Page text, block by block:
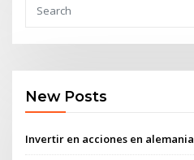
New Posts
Invertir en acciones en alemania